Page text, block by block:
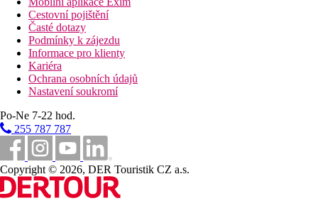
0 m
Vzdálenost k pláži
Pláž
Lehátka na pláži za poplatek
Slunečníky na pláži za poplatek
Hotel přímo u pláže
Plážová dovolená
Bazény
Lehátka a slunečníky u bazénu zdarma
Cestovní pojištění
Časté dotazy
Podmínky k zájezdu
Informace pro klienty
Kariéra
Ochrana osobních údajů
Nastavení soukromí
Po-Ne 7-22 hod.
255 787 787
Copyright © 2026, DER Touristik CZ a.s.